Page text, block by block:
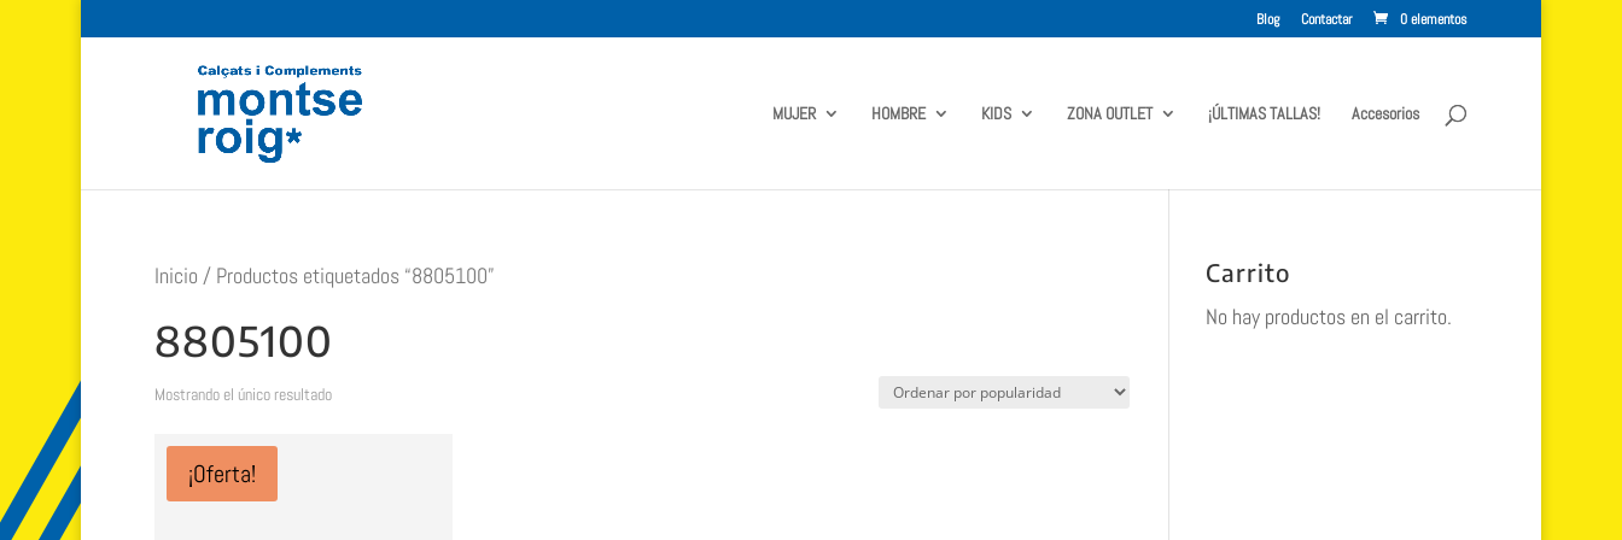
Blog Contactar 0 elementos
MUJER HOMBRE KIDS ZONA OUTLET ¡ÚLTIMAS TALLAS! Accesorios
Inicio / Productos etiquetados “8805100”
8805100
Mostrando el único resultado
¡Oferta!
Carrito
No hay productos en el carrito.